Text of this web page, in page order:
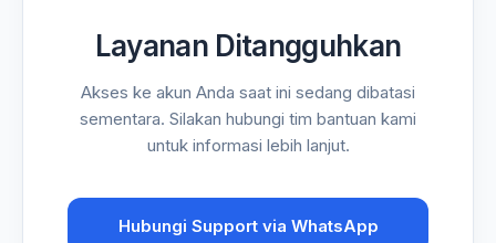
Layanan Ditangguhkan
Akses ke akun Anda saat ini sedang dibatasi
sementara. Silakan hubungi tim bantuan kami
untuk informasi lebih lanjut.
Hubungi Support via WhatsApp